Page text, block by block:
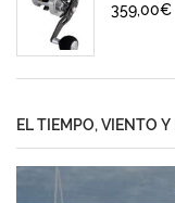
359,00€
EL TIEMPO, VIENTO Y